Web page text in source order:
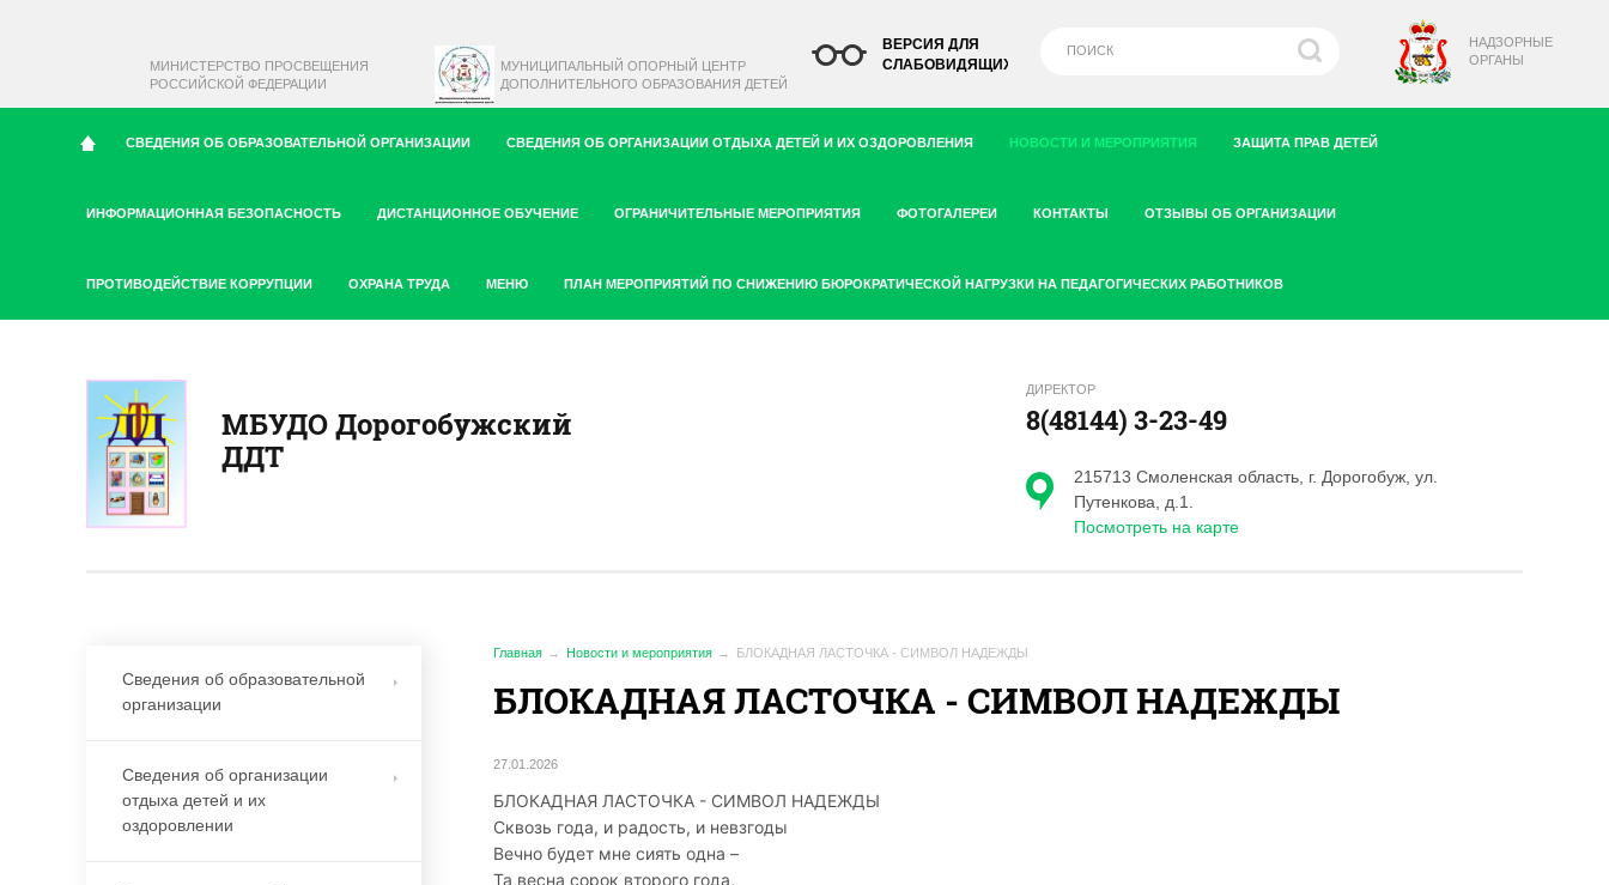
МИНИСТЕРСТВО ПРОСВЕЩЕНИЯ
РОССИЙСКОЙ ФЕДЕРАЦИИ
МУНИЦИПАЛЬНЫЙ ОПОРНЫЙ ЦЕНТР
ДОПОЛНИТЕЛЬНОГО ОБРАЗОВАНИЯ ДЕТЕЙ
НАДЗОРНЫЕ
ОРГАНЫ
ВЕРСИЯ ДЛЯ
СЛАБОВИДЯЩИХ
СВЕДЕНИЯ ОБ ОБРАЗОВАТЕЛЬНОЙ ОРГАНИЗАЦИИ СВЕДЕНИЯ ОБ ОРГАНИЗАЦИИ ОТДЫХА ДЕТЕЙ И ИХ ОЗДОРОВЛЕНИЯ НОВОСТИ И МЕРОПРИЯТИЯ ЗАЩИТА ПРАВ ДЕТЕЙ
ИНФОРМАЦИОННАЯ БЕЗОПАСНОСТЬ ДИСТАНЦИОННОЕ ОБУЧЕНИЕ ОГРАНИЧИТЕЛЬНЫЕ МЕРОПРИЯТИЯ ФОТОГАЛЕРЕИ КОНТАКТЫ ОТЗЫВЫ ОБ ОРГАНИЗАЦИИ
ПРОТИВОДЕЙСТВИЕ КОРРУПЦИИ ОХРАНА ТРУДА МЕНЮ ПЛАН МЕРОПРИЯТИЙ ПО СНИЖЕНИЮ БЮРОКРАТИЧЕСКОЙ НАГРУЗКИ НА ПЕДАГОГИЧЕСКИХ РАБОТНИКОВ
МБУДО Дорогобужский
ДДТ
ДИРЕКТОР
8(48144) 3-23-49
215713 Смоленская область, г. Дорогобуж, ул.
Путенкова, д.1.
Посмотреть на карте
Главная Новости и мероприятия БЛОКАДНАЯ ЛАСТОЧКА - СИМВОЛ НАДЕЖДЫ
БЛОКАДНАЯ ЛАСТОЧКА - СИМВОЛ НАДЕЖДЫ
27.01.2026
БЛОКАДНАЯ ЛАСТОЧКА - СИМВОЛ НАДЕЖДЫ
Сквозь года, и радость, и невзгоды
Вечно будет мне сиять одна –
Та весна сорок второго года,
Сведения об образовательной
организации
Сведения об организации
отдыха детей и их
оздоровлении